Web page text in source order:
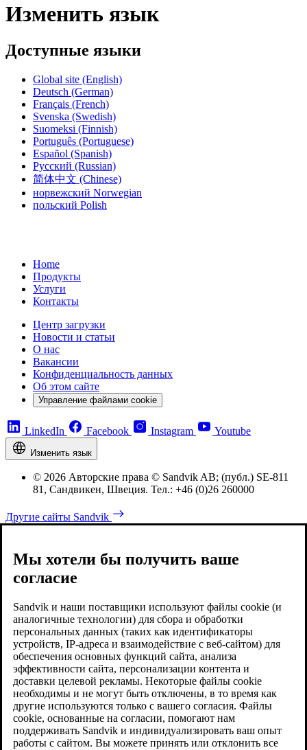
Изменить язык
Доступные языки
Global site (English)
Deutsch (German)
Français (French)
Svenska (Swedish)
Suomeksi (Finnish)
Português (Portuguese)
Español (Spanish)
Русский (Russian)
简体中文 (Chinese)
норвежский Norwegian
польский Polish
Home
Продукты
Услуги
Контакты
Центр загрузки
Новости и статьи
О нас
Вакансии
Конфиденциальность данных
Об этом сайте
Управление файлами cookie
LinkedIn Facebook Instagram Youtube
Изменить язык
© 2026 Авторские права © Sandvik AB; (публ.) SE-811
81, Сандвикен, Швеция. Тел.: +46 (0)26 260000
Другие сайты Sandvik
Мы хотели бы получить ваше
согласие
Sandvik и наши поставщики используют файлы cookie (и
аналогичные технологии) для сбора и обработки
персональных данных (таких как идентификаторы
устройств, IP-адреса и взаимодействие с веб-сайтом) для
обеспечения основных функций сайта, анализа
эффективности сайта, персонализации контента и
доставки целевой рекламы. Некоторые файлы cookie
необходимы и не могут быть отключены, в то время как
другие используются только с вашего согласия. Файлы
cookie, основанные на согласии, помогают нам
поддерживать Sandvik и индивидуализировать ваш опыт
работы с сайтом. Вы можете принять или отклонить все